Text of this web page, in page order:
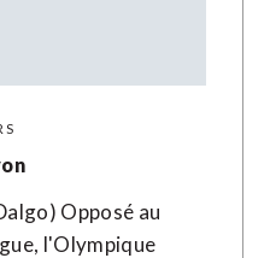
Opposé au
l'Olympique